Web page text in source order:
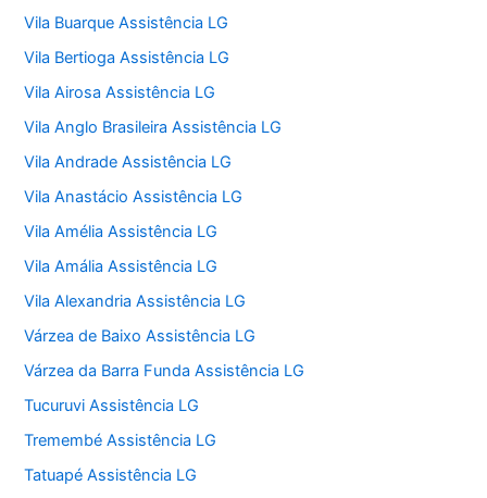
Vila Buarque Assistência LG
Vila Bertioga Assistência LG
Vila Airosa Assistência LG
Vila Anglo Brasileira Assistência LG
Vila Andrade Assistência LG
Vila Anastácio Assistência LG
Vila Amélia Assistência LG
Vila Amália Assistência LG
Vila Alexandria Assistência LG
Várzea de Baixo Assistência LG
Várzea da Barra Funda Assistência LG
Tucuruvi Assistência LG
Tremembé Assistência LG
Tatuapé Assistência LG